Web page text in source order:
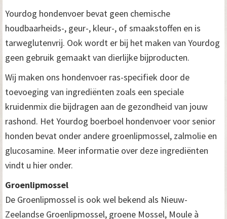
Yourdog hondenvoer bevat geen chemische
houdbaarheids-, geur-, kleur-, of smaakstoffen en is
tarweglutenvrij. Ook wordt er bij het maken van Yourdog
geen gebruik gemaakt van dierlijke bijproducten.
Wij maken ons hondenvoer ras-specifiek door de
toevoeging van ingrediënten zoals een speciale
kruidenmix die bijdragen aan de gezondheid van jouw
rashond. Het Yourdog boerboel hondenvoer voor senior
honden bevat onder andere groenlipmossel, zalmolie en
glucosamine. Meer informatie over deze ingrediënten
vindt u hier onder.
Groenlipmossel
De Groenlipmossel is ook wel bekend als Nieuw-
Zeelandse Groenlipmossel, groene Mossel, Moule à